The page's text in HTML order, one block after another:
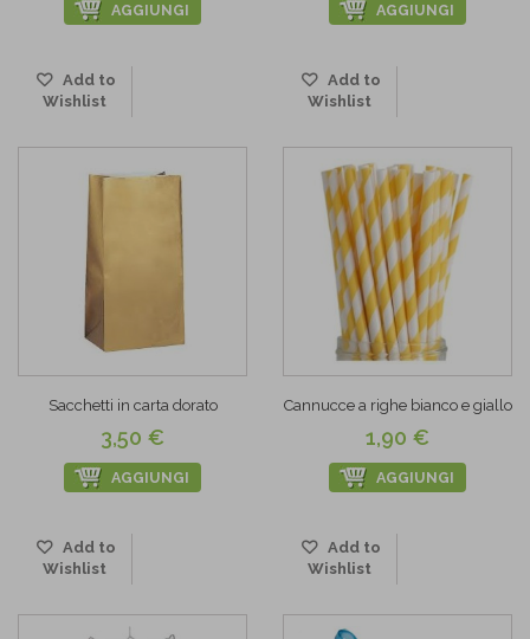
AGGIUNGI
Add to
Wishlist
AGGIUNGI
Add to
Wishlist
Sacchetti in carta dorato
3,50 €
AGGIUNGI
Add to
Wishlist
Cannucce a righe bianco e giallo
1,90 €
AGGIUNGI
Add to
Wishlist